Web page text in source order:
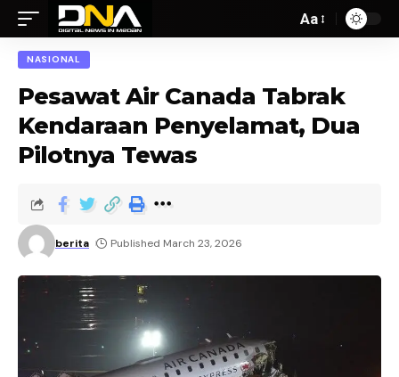
Aa
NASIONAL
Pesawat Air Canada Tabrak
Kendaraan Penyelamat, Dua
Pilotnya Tewas
berita Published March 23, 2026